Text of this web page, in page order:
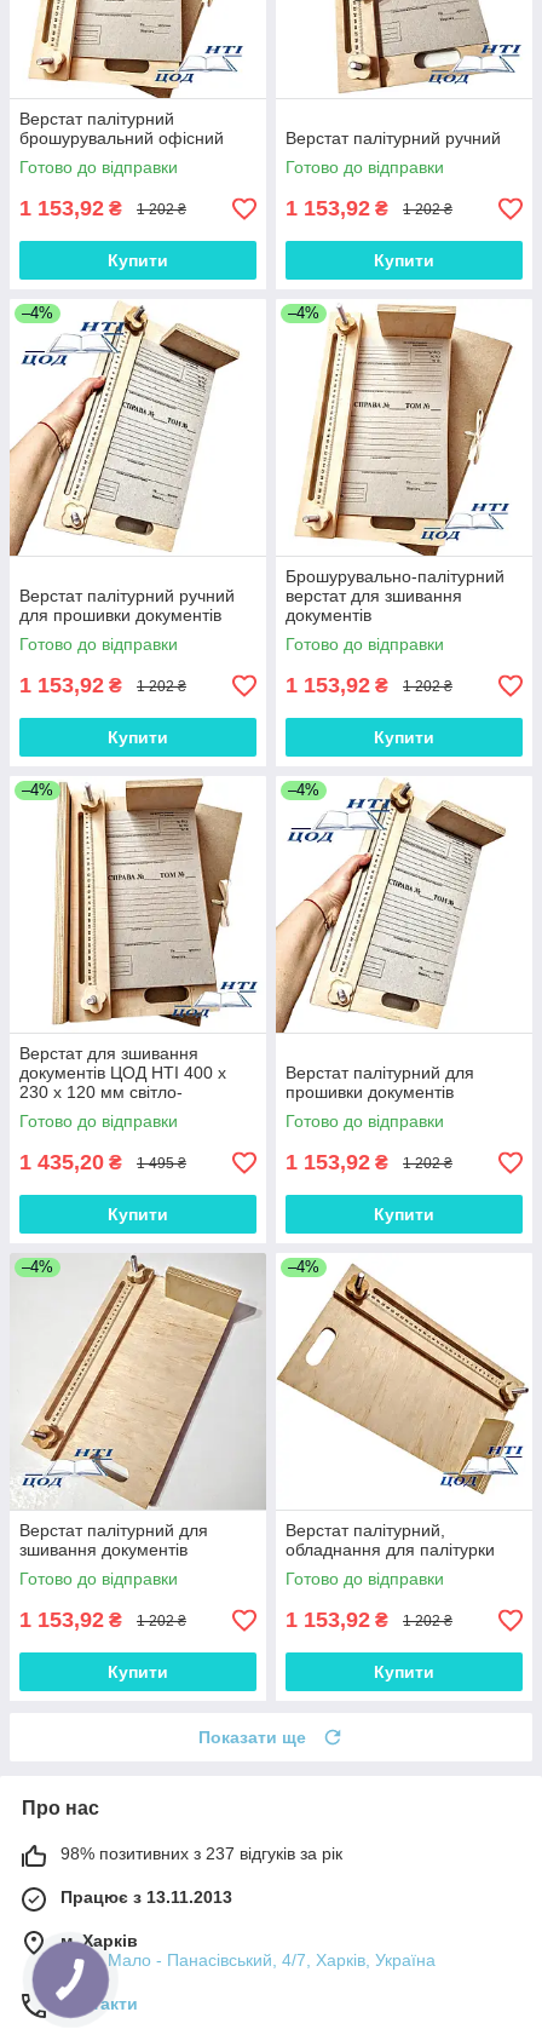
Верстат палітурний
брошурувальний офісний
Готово до відправки
1 153,92 ₴ 1 202 ₴
Купити
Верстат палітурний ручний
Готово до відправки
1 153,92 ₴ 1 202 ₴
Купити
–4%
Верстат палітурний ручний
для прошивки документів
Готово до відправки
1 153,92 ₴ 1 202 ₴
Купити
–4%
Брошурувально-палітурний
верстат для зшивання
документів
Готово до відправки
1 153,92 ₴ 1 202 ₴
Купити
–4%
Верстат для зшивання
документів ЦОД НТІ 400 х
230 х 120 мм світло-
коричневий МС-2015
Готово до відправки
1 435,20 ₴ 1 495 ₴
Купити
–4%
Верстат палітурний для
прошивки документів
Готово до відправки
1 153,92 ₴ 1 202 ₴
Купити
–4%
Верстат палітурний для
зшивання документів
Готово до відправки
1 153,92 ₴ 1 202 ₴
Купити
–4%
Верстат палітурний,
обладнання для палітурки
Готово до відправки
1 153,92 ₴ 1 202 ₴
Купити
Показати ще
Про нас
98% позитивних з 237 відгуків за рік
Працює з 13.11.2013
м. Харків
пров. Мало - Панасівський, 4/7, Харків, Україна
Контакти